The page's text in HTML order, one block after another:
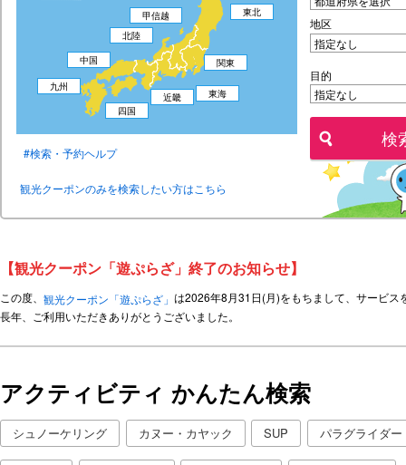
東北
関東
甲信越
北陸
東海
近畿
中国
四国
九州
検索・予約ヘルプ
地区
目的
検
観光クーポンのみを検索したい方はこちら
割引クーポン情報が満載です
全国を満喫！日本旅行がお勧
【観光クーポン「遊ぷらざ」終了のお知らせ】
この度、 観光クーポン「遊ぷらざ」 は2026年8月31日(月)をもちまして、サービ
長年、ご利用いただきありがとうございました。
アクティビティ かんたん検索
シュノーケリング カヌー・カヤック SUP パラグライダー